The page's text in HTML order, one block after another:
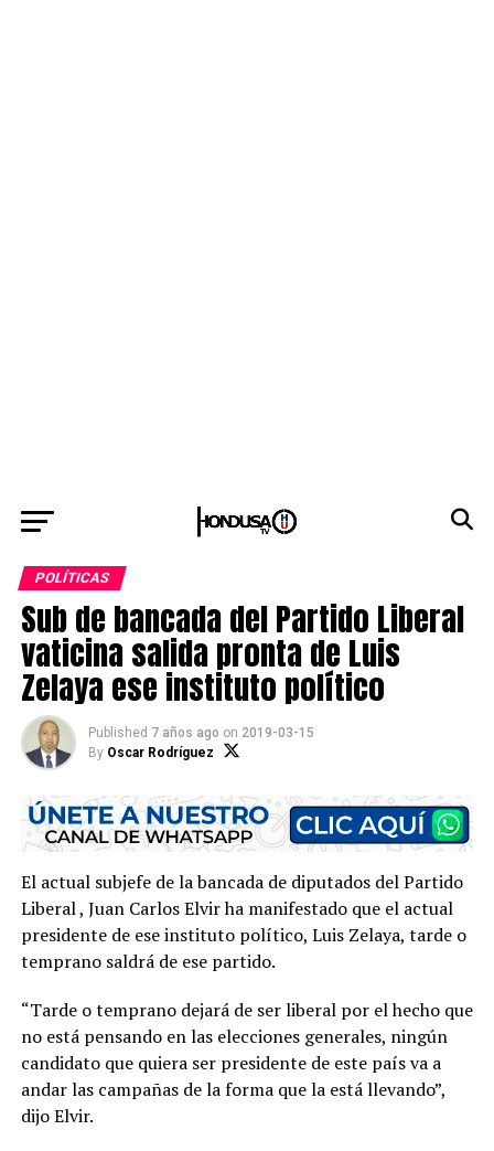
POLÍTICAS
Sub de bancada del Partido Liberal
vaticina salida pronta de Luis
Zelaya ese instituto político
Published 7 años ago on 2019-03-15
By Oscar Rodríguez
El actual subjefe de la bancada de diputados del Partido
Liberal , Juan Carlos Elvir ha manifestado que el actual
presidente de ese instituto político, Luis Zelaya, tarde o
temprano saldrá de ese partido.
“Tarde o temprano dejará de ser liberal por el hecho que
no está pensando en las elecciones generales, ningún
candidato que quiera ser presidente de este país va a
andar las campañas de la forma que la está llevando”,
dijo Elvir.